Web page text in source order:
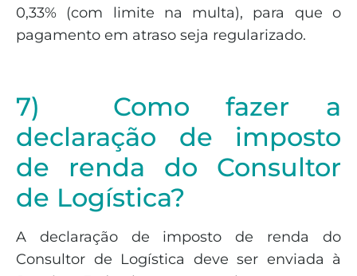
0,33% (com limite na multa), para que o
pagamento em atraso seja regularizado.
7) Como fazer a
declaração de imposto
de renda do Consultor
de Logística?
A declaração de imposto de renda do
Consultor de Logística deve ser enviada à